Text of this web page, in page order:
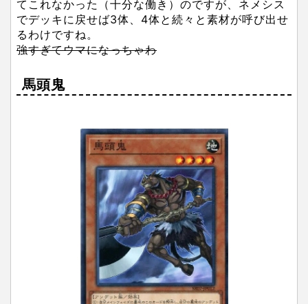
てこれなかった（十分な働き）のですが、ネメシス
でデッキに戻せば3体、4体と続々と素材が呼び出せ
るわけですね。
強すぎてウマになっちゃわ
馬頭鬼